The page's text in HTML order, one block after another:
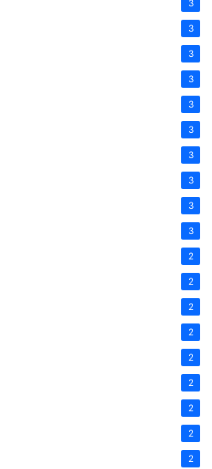
3
3
3
3
3
3
3
3
3
3
2
2
2
2
2
2
2
2
2